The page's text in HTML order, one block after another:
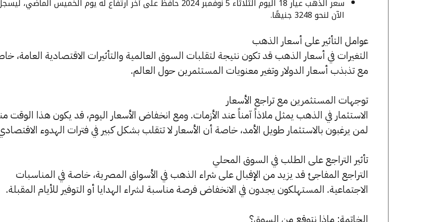
سعر الذهب عيار 18 اليوم الثلاثاء 5 نوفمبر 2024 حافظ على آخر ارتفاع له يوم الخميس الماضي،
الآن لنحو 3248 جنيهًا.
عوامل التأثير على أسعار الذهب
التغيرات في أسعار الذهب قد تكون نتيجة لتقلبات السوق العالمية والتأثيرات الاقتصادية العامة،
مع تذبذب أسعار الدولار وتغير معنويات المستثمرين حول العالم.
توجهات المستثمرين مع تراجع الأسعار
الاستثمار في الذهب يمثل ملاذاً آمناً عند الأزمات. ومع انخفاض الأسعار اليوم، قد يكون هذا الوقت
لمن يرغبون بالاستثمار طويل الأمد، خاصة أن الأسعار لا تتقلب بشكل كبير في فترات الهدوء
تأثير التراجع على الطلب في السوق المحلي
التراجع المفاجئ قد يزيد من الإقبال على شراء الذهب في الأسواق المصرية، خاصة في المناسبات
الاجتماعية. المستهلكون يجدون في الانخفاض فرصة مناسبة لشراء الهدايا أو التوفير للأيام المقبلة.
الخاتمة: ماذا نتوقع من السوق؟